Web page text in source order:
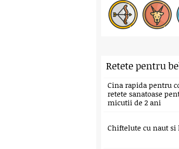
Retete pentru
Cina rapida pentru
retete sanatoase
micutii de 2 ani
Chiftelute cu naut si